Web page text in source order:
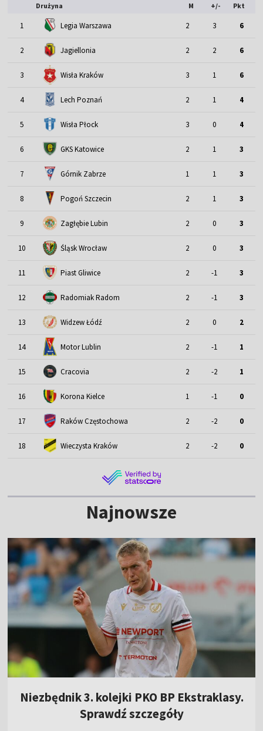
Drużyna M +/- Pkt
1 Legia Warszawa 2 3 6
2 Jagiellonia 2 2 6
3 Wisła Kraków 3 1 6
4 Lech Poznań 2 1 4
5 Wisła Płock 3 0 4
6 GKS Katowice 2 1 3
7 Górnik Zabrze 1 1 3
8 Pogoń Szczecin 2 1 3
9 Zagłębie Lubin 2 0 3
10 Śląsk Wrocław 2 0 3
11 Piast Gliwice 2 -1 3
12 Radomiak Radom 2 -1 3
13 Widzew Łódź 2 0 2
14 Motor Lublin 2 -1 1
15 Cracovia 2 -2 1
16 Korona Kielce 1 -1 0
17 Raków Częstochowa 2 -2 0
18 Wieczysta Kraków 2 -2 0
Najnowsze
Niezbędnik 3. kolejki PKO BP Ekstraklasy.
Sprawdź szczegóły